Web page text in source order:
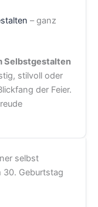
– ganz
Selbstgestalten
stilvoll oder
der Feier.
selbst
30. Geburtstag